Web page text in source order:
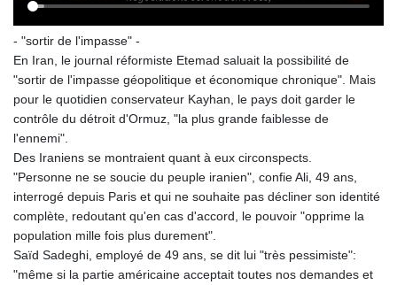
- "sortir de l'impasse" -
En Iran, le journal réformiste Etemad saluait la possibilité de
"sortir de l'impasse géopolitique et économique chronique". Mais
pour le quotidien conservateur Kayhan, le pays doit garder le
contrôle du détroit d'Ormuz, "la plus grande faiblesse de
l'ennemi".
Des Iraniens se montraient quant à eux circonspects.
"Personne ne se soucie du peuple iranien", confie Ali, 49 ans,
interrogé depuis Paris et qui ne souhaite pas décliner son identité
complète, redoutant qu'en cas d'accord, le pouvoir "opprime la
population mille fois plus durement".
Saïd Sadeghi, employé de 49 ans, se dit lui "très pessimiste":
"même si la partie américaine acceptait toutes nos demandes et